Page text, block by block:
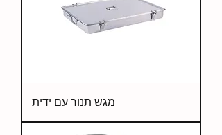
מגש תנור עם ידית